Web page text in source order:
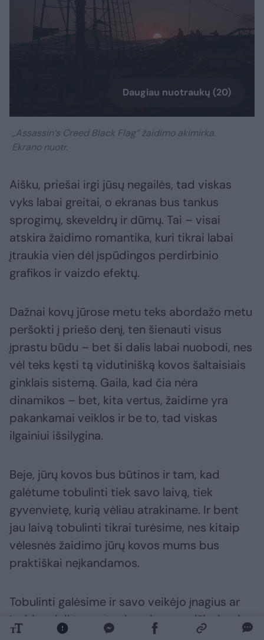
Daugiau nuotraukų (20)
„Assassin‘s Creed Black Flag“ žaidimo akimirka.
Ekrano nuotr.
Aišku, priešai irgi jūsų negailės, tad viskas
vyks labai greitai, o ekranas bus tankus
sprogimų, skeveldrų ir dūmų. Tai – visai
atskira žaidimo romantika, kuri tikrai labai
įtraukia vien dėl įspūdingos perdirbinio
grafikos ir vaizdo efektų.
Dažnai kovų jūrose metu teks abordažo metu
peršokti į priešo denį, ten šienauti visus
įprastu būdu – bet ši dalis labai nuobodi, nes
vėl teks kęsti tą vidutinišką kovos šaltaisiais
ginklais sistemą. Gaila, kad čia nėra
dinamikos – bet, kita vertus, žaidime yra
pakankamai veiklos ir be to, tad viskas
ilgainiui išsilygina.
Beje, jūrų kovos bus būtinos ir tam, kad
galėtume tobulinti tiek savo laivą, tiek
gyvenvietę, kurią vėliau atrakiname. Ir bent
jau laivą tobulinti tikrai turėsime, nes kitaip
vėlesnės žaidimo jūrų kovos mums bus
praktiškai neįkandamos.
Tobulinti galėsime ir savo veikėjo įnagius ar
įvairius daiktus, o tą darysime medžiodami
gyvūnus. Visa tai – būtent praeito